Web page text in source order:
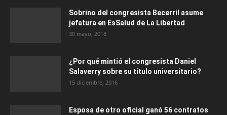
Sobrino del congresista Becerril asume
jefatura en EsSalud de La Libertad
30 mayo, 2018
¿Por qué mintió el congresista Daniel
Salaverry sobre su título universitario?
15 diciembre, 2016
Esposa de otro oficial ganó 56 contratos